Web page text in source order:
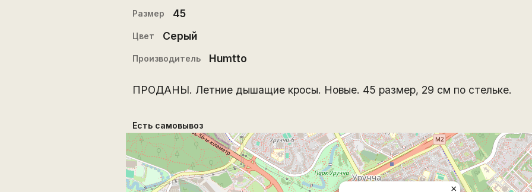
Размер 45
Цвет Серый
Производитель Humtto
ПРОДАНЫ. Летние дышащие кросы. Новые. 45 размер, 29 см по стельке.
Есть самовывоз
×